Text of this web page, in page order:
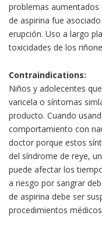
problemas aumentados
de aspirina fue
erupción. Uso a largo
toxicidades de los
Contraindications:
Niños y adolecentes
varicela o síntomas
producto. Cuando
comportamiento con
doctor porque estos
del síndrome de reye,
puede afectar los
a riesgo por sangrar
de aspirina debe ser
procedimientos